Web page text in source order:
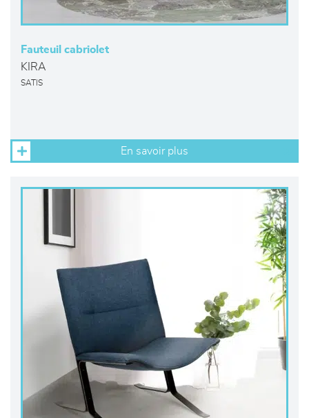
Fauteuil cabriolet
KIRA
SATIS
En savoir plus